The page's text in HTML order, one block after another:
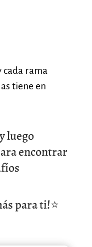
luego
encontrar
para ti!⭐